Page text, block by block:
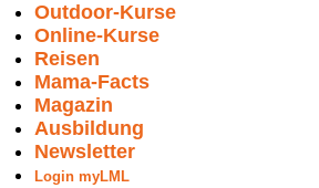
Outdoor-Kurse
Online-Kurse
Reisen
Mama-Facts
Magazin
Ausbildung
Newsletter
Login myLML